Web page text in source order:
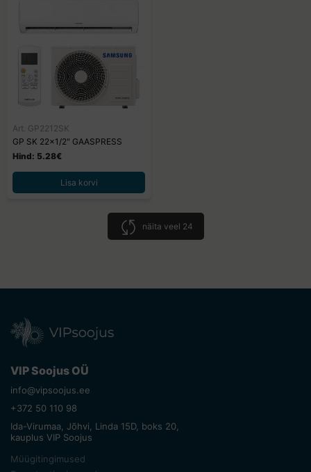
Art. GP2212SK
GP SK 22x1/2" GAASPRESS
Hind: 5.28€
Lisa korvi
näita veel 24
VIP Soojus OÜ
info@vipsoojus.ee
+372 50 110 98
Ida-Virumaa, Jõhvi, Linda 15D, boks 20,
kauplus VIP Soojus
Müügitingimused